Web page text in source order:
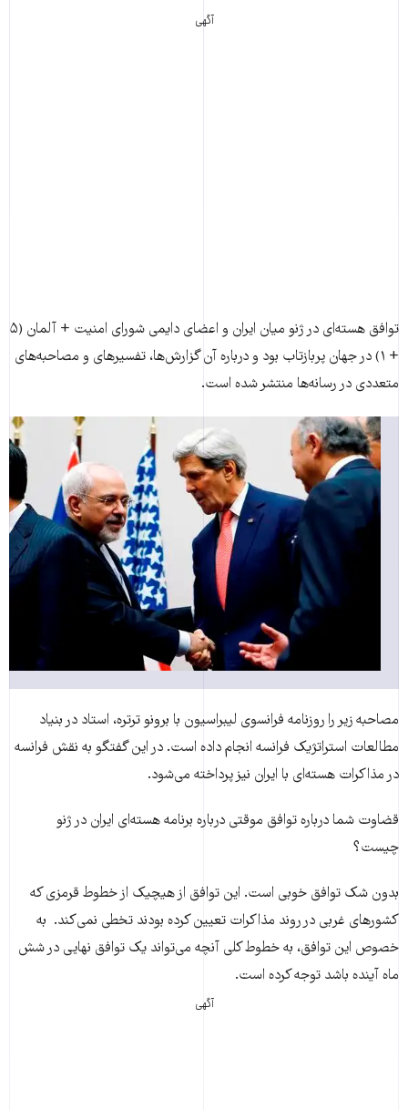
آگهی
توافق هسته‌ای در ژنو میان ایران و اعضای دایمی شورای امنیت + آلمان (۵
+ ۱) در جهان پربازتاب بود و درباره آن گزارش‌ها، تفسیرهای و مصاحبه‌های
متعددی در رسانه‌ها منتشر شده است.
مصاحبه زیر را روزنامه فرانسوی لیبراسیون با برونو ترتره، استاد در بنیاد
مطالعات استراتژیک فرانسه انجام داده است. در این گفتگو به نقش فرانسه
در مذاکرات هسته‌ای با ایران نیز پرداخته می‌شود.
قضاوت شما درباره توافق موقتی درباره برنامه هسته‌ای ایران در ژنو
چیست؟
بدون شک توافق خوبی است. این توافق از هیچیک از خطوط قرمزی که
کشورهای غربی در روند مذاکرات تعیین کرده بودند تخطی نمی‌کند. به
خصوص این توافق، به خطوط کلی آنچه می‌تواند یک توافق نهایی در شش
ماه آینده باشد توجه کرده است.
آگهی